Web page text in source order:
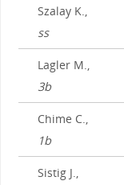
Szalay K.,
ss
Lagler M.,
3b
Chime C.,
1b
Sistig J.,